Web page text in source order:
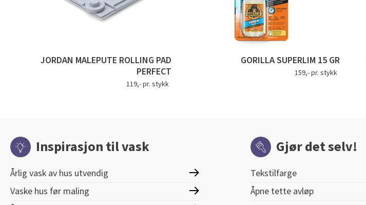
JORDAN MALEPUTE ROLLING PAD
PERFECT
119,- pr. stykk
GORILLA SUPERLIM 15 GR
159,- pr. stykk
Inspirasjon til vask
Årlig vask av hus utvendig
Vaske hus før maling
Gjør det selv!
Tekstilfarge
Åpne tette avløp